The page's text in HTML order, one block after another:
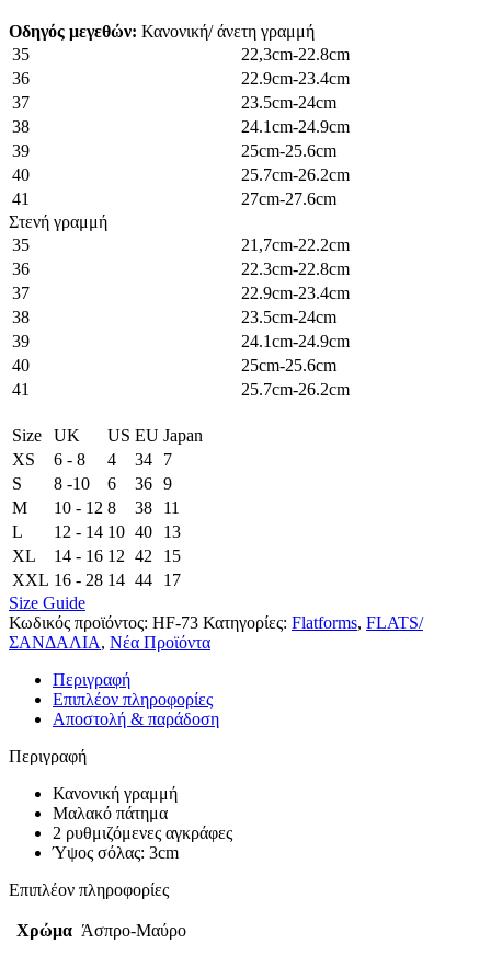
Οδηγός μεγεθών: Κανονική/ άνετη γραμμή
35
22,3cm-22.8cm
36
22.9cm-23.4cm
37
23.5cm-24cm
38
24.1cm-24.9cm
39
25cm-25.6cm
40
25.7cm-26.2cm
41
27cm-27.6cm
Στενή γραμμή
35
21,7cm-22.2cm
36
22.3cm-22.8cm
37
22.9cm-23.4cm
38
23.5cm-24cm
39
24.1cm-24.9cm
40
25cm-25.6cm
41
25.7cm-26.2cm
Size UK US EU Japan
XS
6 - 8 4 34
7
S
8 -10 6 36 9
M
10 - 12 8 38
11
L
12 - 14 10 40
13
XL
14 - 16 12 42
15
XXL 16 - 28 14 44
17
Size Guide
Κωδικός προϊόντος: HF-73 Κατηγορίες: Flatforms, FLATS/
ΣΑΝΔΑΛΙΑ, Νέα Προϊόντα
Περιγραφή
Επιπλέον πληροφορίες
Αποστολή & παράδοση
Περιγραφή
Κανονική γραμμή
Μαλακό πάτημα
2 ρυθμιζόμενες αγκράφες
Ύψος σόλας: 3cm
Επιπλέον πληροφορίες
Χρώμα Άσπρο-Μαύρο